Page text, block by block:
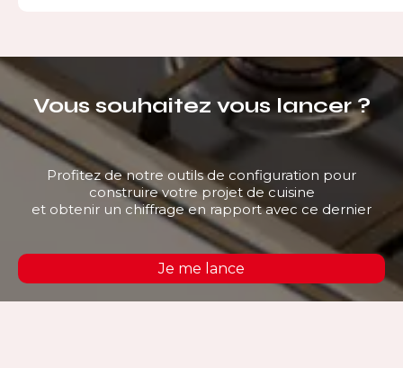
Vous souhaitez vous lancer ?
Profitez de notre outils de configuration pour
construire votre projet de cuisine
et obtenir un chiffrage en rapport avec ce dernier
Je me lance